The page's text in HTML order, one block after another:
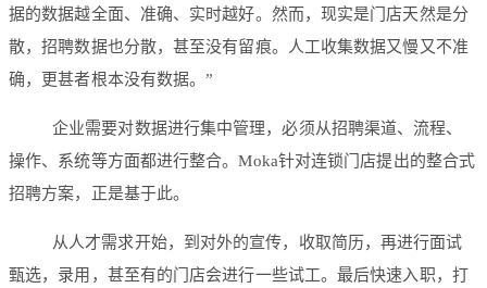
据的数据越全面、准确、实时越好。然而，现实是门店天然是分
散，招聘数据也分散，甚至没有留痕。人工收集数据又慢又不准
确，更甚者根本没有数据。”
企业需要对数据进行集中管理，必须从招聘渠道、流程、
操作、系统等方面都进行整合。Moka针对连锁门店提出的整合式
招聘方案，正是基于此。
从人才需求开始，到对外的宣传，收取简历，再进行面试
甄选，录用，甚至有的门店会进行一些试工。最后快速入职，打